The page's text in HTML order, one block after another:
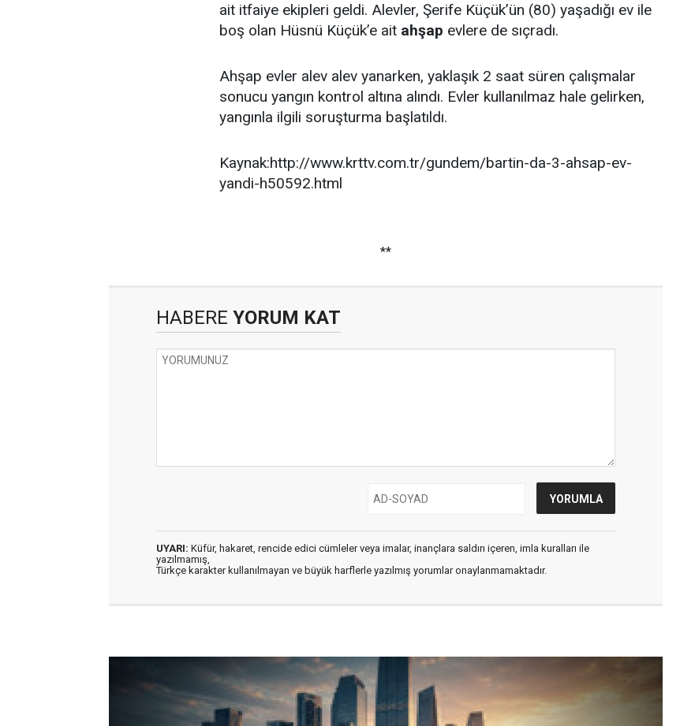
ait itfaiye ekipleri geldi. Alevler, Şerife Küçük’ün (80) yaşadığı ev ile
boş olan Hüsnü Küçük’e ait ahşap evlere de sıçradı.
Ahşap evler alev alev yanarken, yaklaşık 2 saat süren çalışmalar
sonucu yangın kontrol altına alındı. Evler kullanılmaz hale gelirken,
yangınla ilgili soruşturma başlatıldı.
Kaynak:http://www.krttv.com.tr/gundem/bartin-da-3-ahsap-ev-
yandi-h50592.html
**
HABERE YORUM KAT
UYARI: Küfür, hakaret, rencide edici cümleler veya imalar, inançlara saldırı içeren, imla kuralları ile
yazılmamış,
Türkçe karakter kullanılmayan ve büyük harflerle yazılmış yorumlar onaylanmamaktadır.